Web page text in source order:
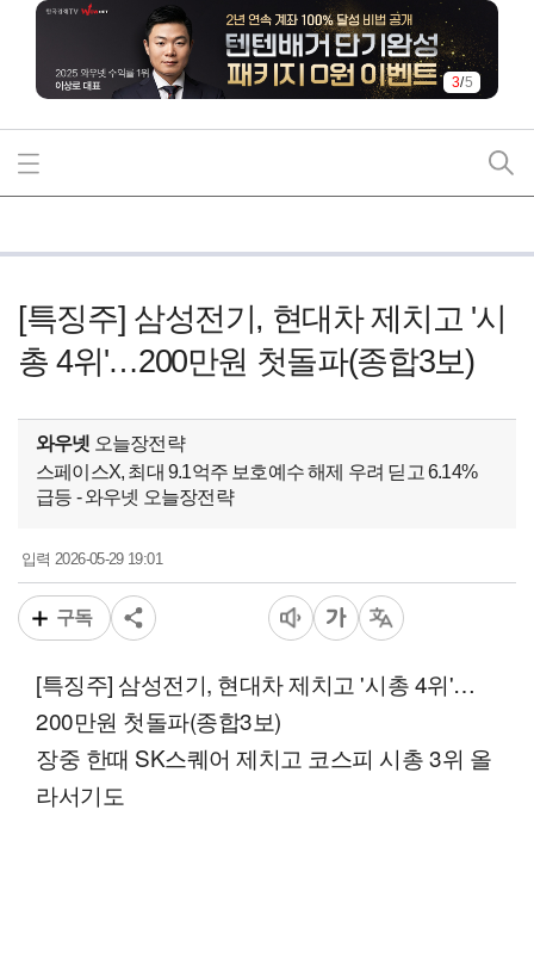
3/5
[특징주] 삼성전기, 현대차 제치고 '시
총 4위'…200만원 첫돌파(종합3보)
와우넷 오늘장전략
스페이스X, 최대 9.1억주 보호예수 해제 우려 딛고 6.14%
급등 - 와우넷 오늘장전략
입력2026-05-29 19:01
구독
[특징주] 삼성전기, 현대차 제치고 '시총 4위'…
200만원 첫돌파(종합3보)
장중 한때 SK스퀘어 제치고 코스피 시총 3위 올
라서기도